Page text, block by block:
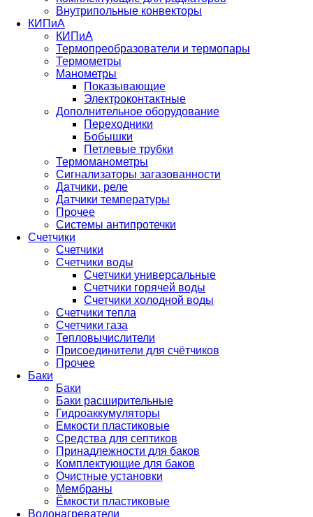
Внутрипольные конвекторы
КИПиА
КИПиА
Термопреобразователи и термопары
Термометры
Манометры
Показывающие
Электроконтактные
Дополнительное оборудование
Переходники
Бобышки
Петлевые трубки
Термоманометры
Сигнализаторы загазованности
Датчики, реле
Датчики температуры
Прочее
Системы антипротечки
Счетчики
Счетчики
Счетчики воды
Счетчики универсальные
Счетчики горячей воды
Счетчики холодной воды
Счетчики тепла
Счетчики газа
Тепловычислители
Присоединители для счётчиков
Прочее
Баки
Баки
Баки расширительные
Гидроаккумуляторы
Емкости пластиковые
Средства для септиков
Принадлежности для баков
Комплектующие для баков
Очистные установки
Мембраны
Ёмкости пластиковые
Водонагреватели